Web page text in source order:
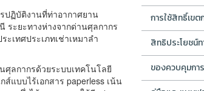
ปฏิบัติงานที่ท่าอากาศยาน
ระยะทางห่างจากด่านศุลกากร
เทศประเภทเช่าเหมาลำ
ศุลกากรด้วยระบบเทคโนโลยี
แบบไร้เอกสาร paperless เน้น
การใช้สิทธิ์เขต
สิทธิประโยชน์
ของควบคุมกา